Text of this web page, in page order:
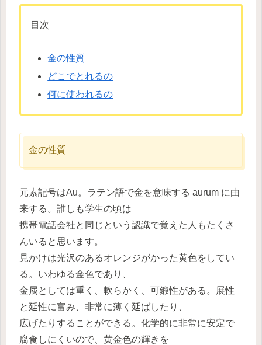
目次
金の性質
どこでとれるの
何に使われるの
金の性質
元素記号はAu。ラテン語で金を意味する aurum に由
来する。誰しも学生の頃は
携帯電話会社と同じという認識で覚えた人もたくさ
んいると思います。
見かけは光沢のあるオレンジがかった黄色をしてい
る。いわゆる金色であり、
金属としては重く、軟らかく、可鍛性がある。展性
と延性に富み、非常に薄く延ばしたり、
広げたりすることができる。化学的に非常に安定で
腐食しにくいので、黄金色の輝きを